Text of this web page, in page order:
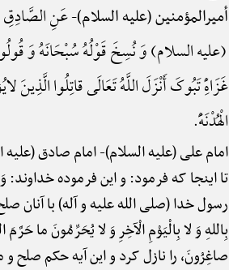
أمیرالمؤمنین (علیه السلام)-عَنِ الصَّادِقِ
(علیه السلام) وَ نُسِخَ قَوْلُهُ سُبْحَانَهُ وَ
غَزَاهًِْ تَبُوکَ أَنْزَلَ اللَّهُ تَعَالَی قاتِلُوا
الْهُدْنَهًَْ.
امام علی (علیه السلام)-امام صادق (علیه
تا اینجا که فرمود: و این فرموده خداوند:
رسول خدا (صلی الله علیه و آله) با آنان
بِاللهِ وَ لا بِالْیَوْمِ الْآخِرِ وَ لا یُحَرِّمُونَ ما
صاغِرُونَ، را نازل کرد و این آیه حکم صلح